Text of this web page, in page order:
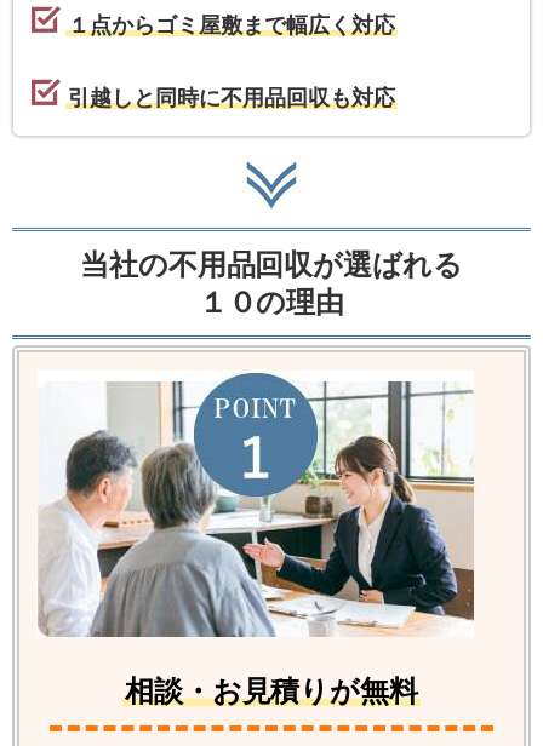
１点からゴミ屋敷まで幅広く対応
引越しと同時に不用品回収も対応
当社の不用品回収が選ばれる
１０の理由
相談・お見積りが無料